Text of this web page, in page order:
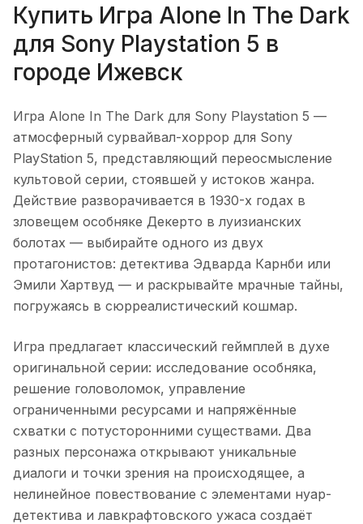
Купить Игра Alone In The Dark
для Sony Playstation 5 в
городе Ижевск
Игра Alone In The Dark для Sony Playstation 5 —
атмосферный сурвайвал-хоррор для Sony
PlayStation 5, представляющий переосмысление
культовой серии, стоявшей у истоков жанра.
Действие разворачивается в 1930-х годах в
зловещем особняке Декерто в луизианских
болотах — выбирайте одного из двух
протагонистов: детектива Эдварда Карнби или
Эмили Хартвуд — и раскрывайте мрачные тайны,
погружаясь в сюрреалистический кошмар.
Игра предлагает классический геймплей в духе
оригинальной серии: исследование особняка,
решение головоломок, управление
ограниченными ресурсами и напряжённые
схватки с потусторонними существами. Два
разных персонажа открывают уникальные
диалоги и точки зрения на происходящее, а
нелинейное повествование с элементами нуар-
детектива и лавкрафтовского ужаса создаёт